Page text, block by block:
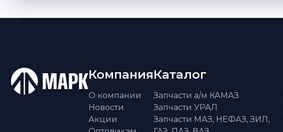
Компания
О компании
Новости
Акции
Каталог
Запчасти а/м КАМАЗ
Запчасти УРАЛ
Запчасти МАЗ, НЕФАЗ, ЗИЛ,